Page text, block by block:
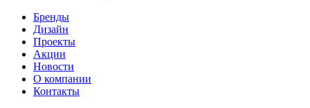
Бренды
Дизайн
Проекты
Акции
Новости
О компании
Контакты